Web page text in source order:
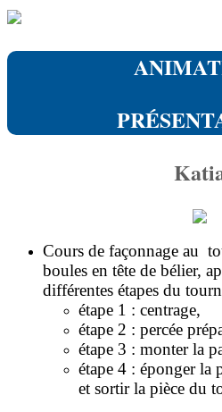
Cours de façonnage au
boules en tête de bélier,
différentes étapes du
étape 1 : centrage,
étape 2 : percée
étape 3 : monter la
étape 4 : éponger la
et sortir la pièce du